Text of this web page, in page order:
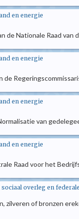
en energie
de Nationale Raad van
en energie
en energie
van
en energie
Raad voor het
overleg en
of bronzen